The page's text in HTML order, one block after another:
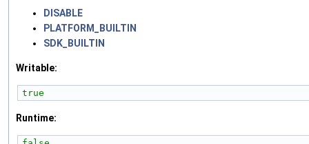
DISABLE
PLATFORM_BUILTIN
SDK_BUILTIN
Writable:
true
Runtime: